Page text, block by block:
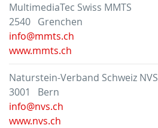
MultimediaTec Swiss MMTS
2540 Grenchen
info@mmts.ch
www.mmts.ch
Naturstein-Verband Schweiz NVS
3001 Bern
info@nvs.ch
www.nvs.ch